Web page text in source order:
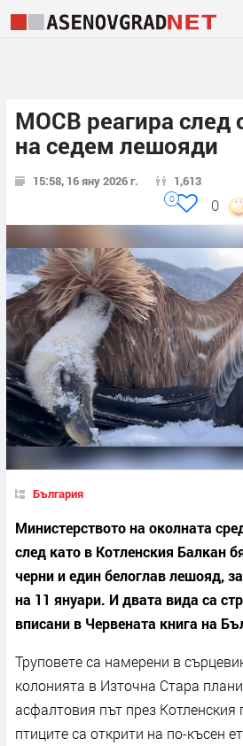
МОСВ реагира след
на седем лешояди
15:58, 16 яну 2026 г. 1,613
0
0
България
Министерството на околната
след като в Котленския Балкан
черни и един белоглав лешояд,
на 11 януари. И двата вида са
вписани в Червената книга на
Труповете са намерени в
колонията в Източна Стара
асфалтовия път през Котленския
птиците са открити на по-късен